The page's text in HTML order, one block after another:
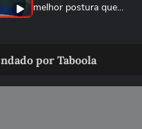
melhor postura que...
edição e sucesso de A...
TERRA AGORA
por Taboola